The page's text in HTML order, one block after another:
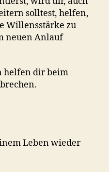
solltest, helfen,
Willensstärke zu
neuen Anlauf
helfen dir beim
Leben wieder